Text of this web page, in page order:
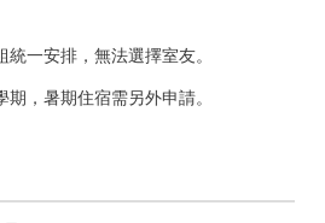
一安排，無法選擇室友。
，暑期住宿需另外申請。